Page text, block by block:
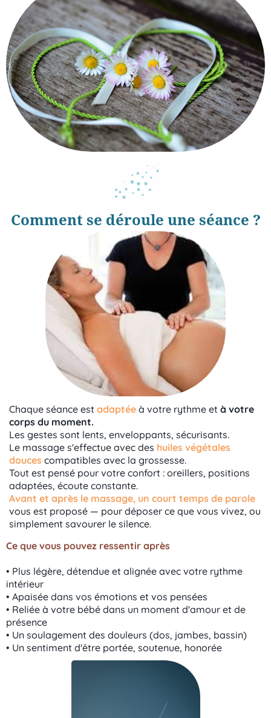
Comment se déroule une séance ?
Chaque séance est adaptée à votre rythme et à votre
corps du moment.
Les gestes sont lents, enveloppants, sécurisants.
Le massage s'effectue avec des huiles végétales
douces compatibles avec la grossesse.
Tout est pensé pour votre confort : oreillers, positions
adaptées, écoute constante.
Avant et après le massage, un court temps de parole
vous est proposé — pour déposer ce que vous vivez, ou
simplement savourer le silence.
Ce que vous pouvez ressentir après
• Plus légère, détendue et alignée avec votre rythme
intérieur
• Apaisée dans vos émotions et vos pensées
• Reliée à votre bébé dans un moment d'amour et de
présence
• Un soulagement des douleurs (dos, jambes, bassin)
• Un sentiment d'être portée, soutenue, honorée